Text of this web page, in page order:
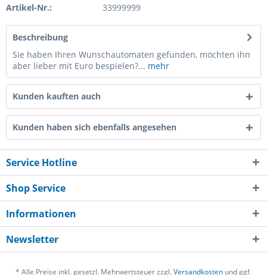
Artikel-Nr.: 33999999
Beschreibung
Sie haben Ihren Wunschautomaten gefunden, möchten ihn
aber lieber mit Euro bespielen?... mehr
Kunden kauften auch
Kunden haben sich ebenfalls angesehen
Service Hotline
Shop Service
Informationen
Newsletter
* Alle Preise inkl. gesetzl. Mehrwertsteuer zzgl.Versandkosten und ggf.